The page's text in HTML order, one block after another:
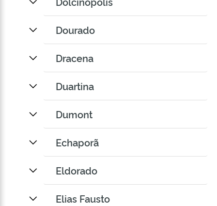
Dourado
Dracena
Duartina
Dumont
Echaporã
Eldorado
Elias Fausto